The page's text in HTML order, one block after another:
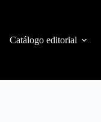
Catálogo editorial